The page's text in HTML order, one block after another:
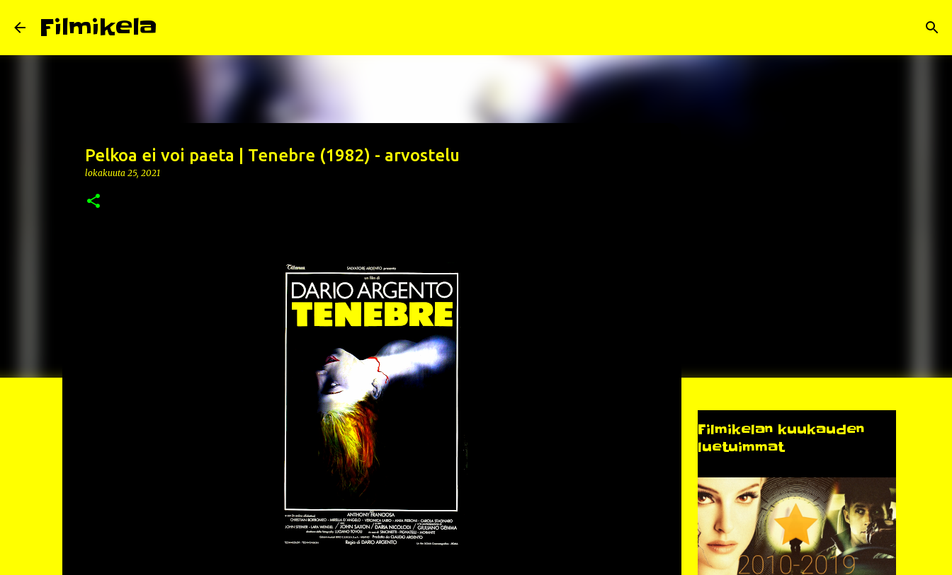
Filmikela
Pelkoa ei voi paeta | Tenebre (1982) - arvostelu
lokakuuta 25, 2021
Filmikelan kuukauden
luetuimmat